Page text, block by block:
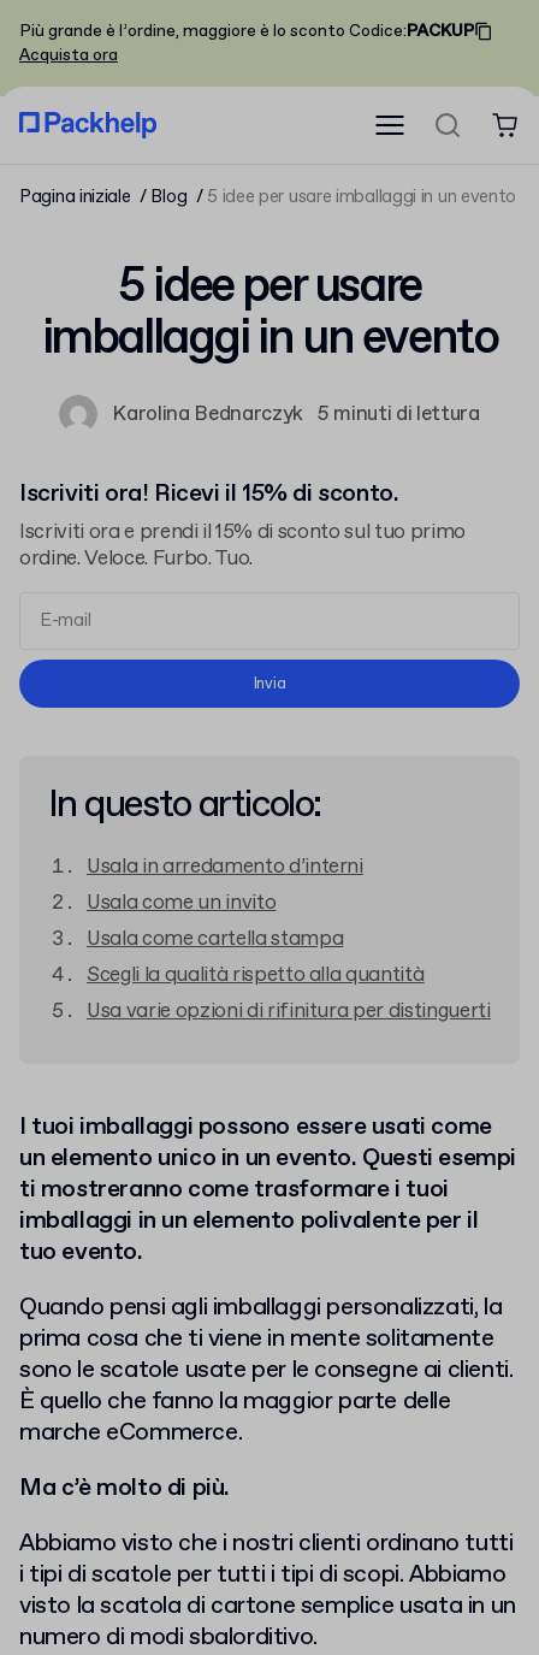
Più grande è l’ordine, maggiore è lo sconto Codice:PACKUP
Acquista ora
Pagina iniziale Blog 5 idee per usare imballaggi in un evento
5 idee per usare
imballaggi in un evento
Karolina Bednarczyk 5 minuti di lettura
Iscriviti ora! Ricevi il 15% di sconto.
Iscriviti ora e prendi il 15% di sconto sul tuo primo
ordine. Veloce. Furbo. Tuo.
termini e le condizioni l'informativa sulla privacy
Invia
In questo articolo:
Usala in arredamento d’interni
Usala come un invito
Usala come cartella stampa
Scegli la qualità rispetto alla quantità
Usa varie opzioni di rifinitura per distinguerti
I tuoi imballaggi possono essere usati come
un elemento unico in un evento. Questi esempi
ti mostreranno come trasformare i tuoi
imballaggi in un elemento polivalente per il
tuo evento.
Quando pensi agli imballaggi personalizzati, la
prima cosa che ti viene in mente solitamente
sono le scatole usate per le consegne ai clienti.
È quello che fanno la maggior parte delle
marche eCommerce.
Ma c’è molto di più.
Abbiamo visto che i nostri clienti ordinano tutti
i tipi di scatole per tutti i tipi di scopi. Abbiamo
visto la scatola di cartone semplice usata in un
numero di modi sbalorditivo.